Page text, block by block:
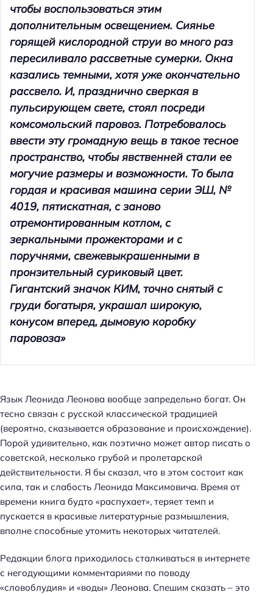
чтобы воспользоваться этим
дополнительным освещением. Сиянье
горящей кислородной струи во много раз
пересиливало рассветные сумерки. Окна
казались темными, хотя уже окончательно
рассвело. И, празднично сверкая в
пульсирующем свете, стоял посреди
комсомольский паровоз. Потребовалось
ввести эту громадную вещь в такое тесное
пространство, чтобы явственней стали ее
могучие размеры и возможности. То была
гордая и красивая машина серии ЭШ, №
4019, пятискатная, с заново
отремонтированным котлом, с
зеркальными прожекторами и с
поручнями, свежевыкрашенными в
пронзительный суриковый цвет.
Гигантский значок КИМ, точно снятый с
груди богатыря, украшал широкую,
конусом вперед, дымовую коробку
паровоза»
Язык Леонида Леонова вообще запредельно богат. Он
тесно связан с русской классической традицией
(вероятно, сказывается образование и происхождение).
Порой удивительно, как поэтично может автор писать о
советской, несколько грубой и пролетарской
действительности. Я бы сказал, что в этом состоит как
сила, так и слабость Леонида Максимовича. Время от
времени книга будто «распухает», теряет темп и
пускается в красивые литературные размышления,
вполне способные утомить некоторых читателей.
Редакции блога приходилось сталкиваться в интернете
с негодующими комментариями по поводу
«словоблудия» и «воды» Леонова. Спешим сказать – это
Н
а
й
: